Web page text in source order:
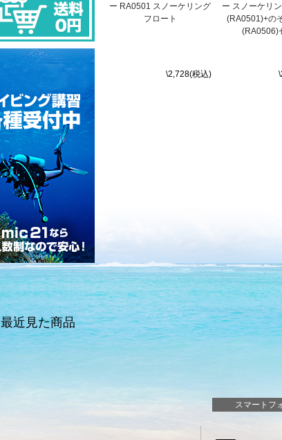
ー RA0501 スノーケリング
フロート
\2,728(税込)
ー スノーケリ
(RA0501)+の
(RA0506)
最近見た商品
スマートフ